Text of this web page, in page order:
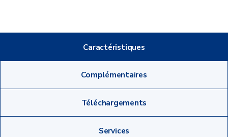
Caractéristiques
Complémentaires
Téléchargements
Services